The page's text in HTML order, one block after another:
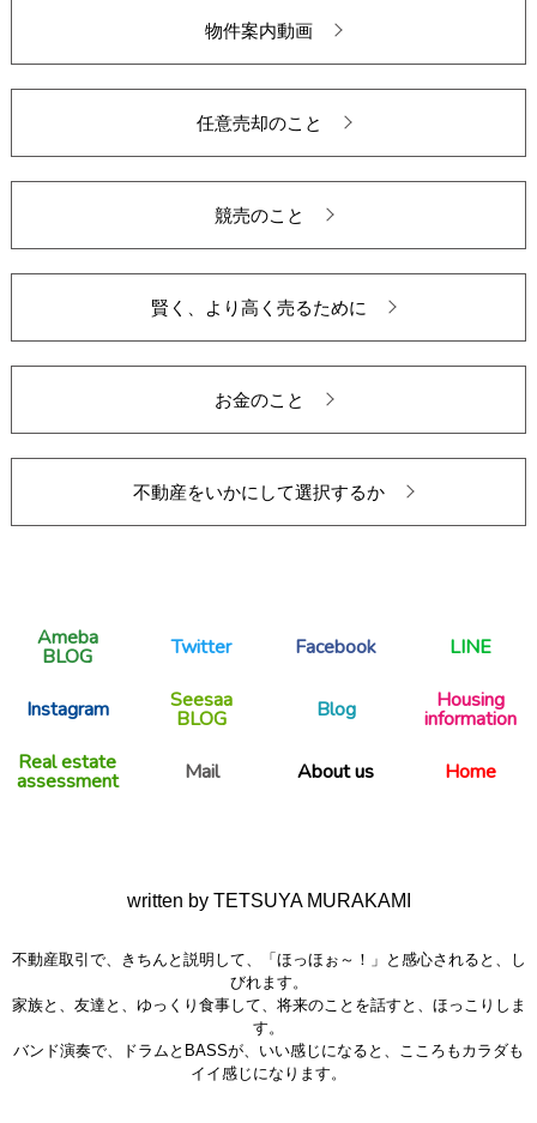
物件案内動画
任意売却のこと
競売のこと
賢く、より高く売るために
お金のこと
不動産をいかにして選択するか
Ameba
BLOG Twitter Facebook LINE
Instagram Seesaa
BLOG Blog Housing
information
Real estate
assessment Mail About us Home
written by TETSUYA MURAKAMI
不動産取引で、きちんと説明して、「ほっほぉ～！」と感心されると、し
びれます。
家族と、友達と、ゆっくり食事して、将来のことを話すと、ほっこりしま
す。
バンド演奏で、ドラムとBASSが、いい感じになると、こころもカラダも
イイ感じになります。